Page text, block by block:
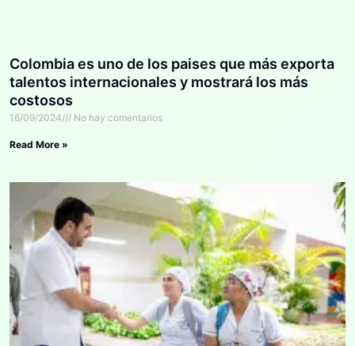
Colombia es uno de los paises que más exporta
talentos internacionales y mostrará los más
costosos
16/09/2024 No hay comentarios
Read More »